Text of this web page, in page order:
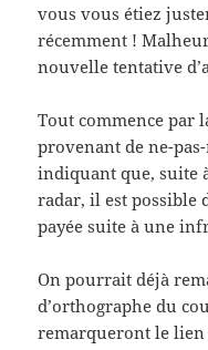
vous vous étiez
récemment !
nouvelle tentative
Tout commence par
provenant de ne-
indiquant que, suite
radar, il est possible
payée suite à une
On pourrait déjà
d’orthographe du
remarqueront le